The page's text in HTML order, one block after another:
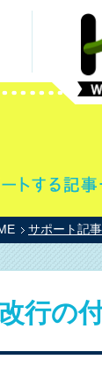
サポート記
行の